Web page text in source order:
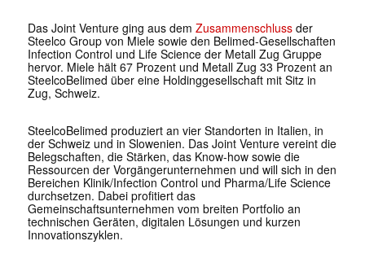
Das Joint Venture ging aus dem Zusammenschlussder
Steelco Group von Miele sowie den Belimed-Gesellschaften
Infection Control und Life Science der Metall Zug Gruppe
hervor. Miele hält 67 Prozent und Metall Zug 33 Prozent an
SteelcoBelimed über eine Holdinggesellschaft mit Sitz in
Zug, Schweiz.
SteelcoBelimed produziert an vier Standorten in Italien, in
der Schweiz und in Slowenien. Das Joint Venture vereint die
Belegschaften, die Stärken, das Know-how sowie die
Ressourcen der Vorgängerunternehmen und will sich in den
Bereichen Klinik/Infection Control und Pharma/Life Science
durchsetzen. Dabei profitiert das
Gemeinschaftsunternehmen vom breiten Portfolio an
technischen Geräten, digitalen Lösungen und kurzen
Innovationszyklen.